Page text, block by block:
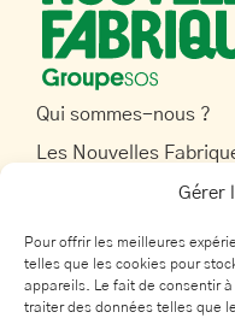
Gérer
Pour offrir les meilleures
telles que les cookies pour
appareils. Le fait de consentir
traiter des données telles que
Qui sommes-nous ?
Les Nouvelles
Collectivités et
Devenir une Nouvelle